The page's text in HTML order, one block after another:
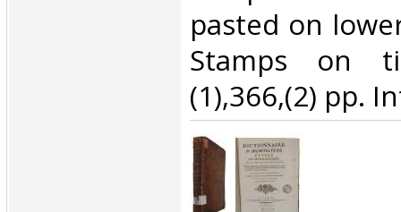
pasted on
Stamps on
(1),366,(2) pp.